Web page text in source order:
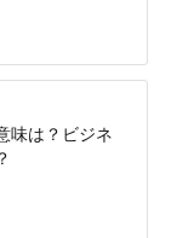
味は？ビジネ